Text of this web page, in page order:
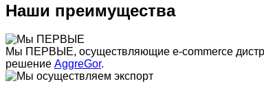
Наши преимущества
Мы ПЕРВЫЕ, осуществляющие e-commerce
решение AggreGor.